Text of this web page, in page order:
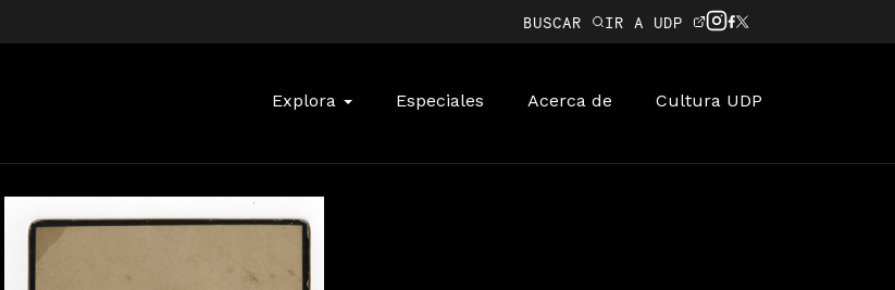
BUSCAR IR A UDP
Explora Especiales Acerca de Cultura UDP